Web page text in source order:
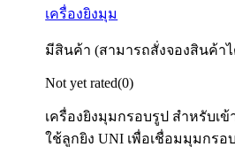
เครื่องยิงมุม
มีสินค้า (สามารถสั่งจองสินค้า
Not yet rated(0)
เครื่องยิงมุมกรอบรูป สำหรับเ
ใช้ลูกยิง UNI เพื่อเชื่อมมุมกรอ